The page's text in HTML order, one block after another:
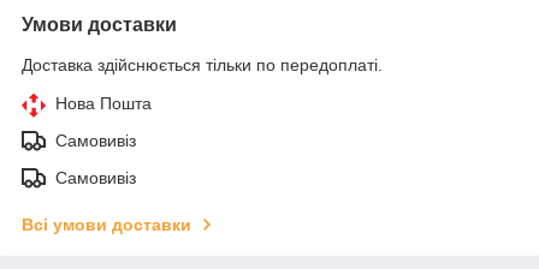
Умови доставки
Доставка здійснюється тільки по передоплаті.
Нова Пошта
Самовивіз
Самовивіз
Всі умови доставки